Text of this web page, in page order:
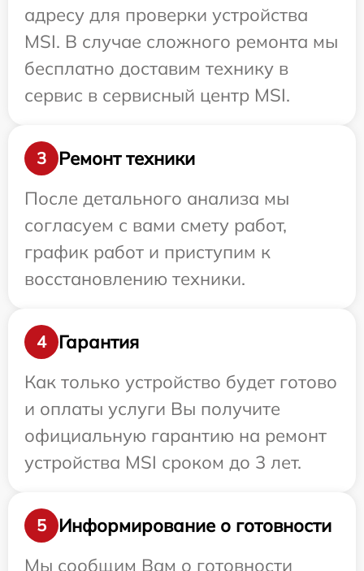
адресу для проверки устройства
MSI. В случае сложного ремонта мы
бесплатно доставим технику в
сервис в сервисный центр MSI.
3
Ремонт техники
После детального анализа мы
согласуем с вами смету работ,
график работ и приступим к
восстановлению техники.
4
Гарантия
Как только устройство будет готово
и оплаты услуги Вы получите
официальную гарантию на ремонт
устройства MSI сроком до 3 лет.
5
Информирование о готовности
Мы сообщим Вам о готовности